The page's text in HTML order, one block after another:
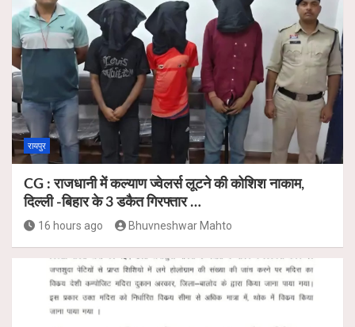
रायपुर
CG : राजधानी में कल्याण ज्वेलर्स लूटने की कोशिश नाकाम,
दिल्ली -बिहार के 3 डकैत गिरफ्तार …
16 hours ago Bhuvneshwar Mahto